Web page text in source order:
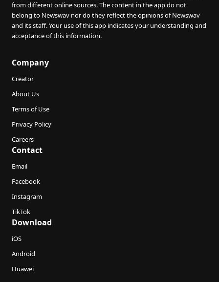
from different online sources. The content in the app do not
belong to Newswav nor do they reflect the opinions of Newswav
and its staff. Your use of this app indicates your understanding and
acceptance of this information.
Company
Creator
About Us
Terms of Use
Privacy Policy
Careers
Contact
Email
Facebook
Instagram
TikTok
Download
iOS
Android
Huawei